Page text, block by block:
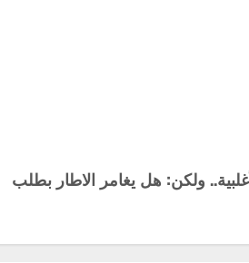
لن تأتي بالأغلبية.. ولكن: هل يغامر الاطار بطلب